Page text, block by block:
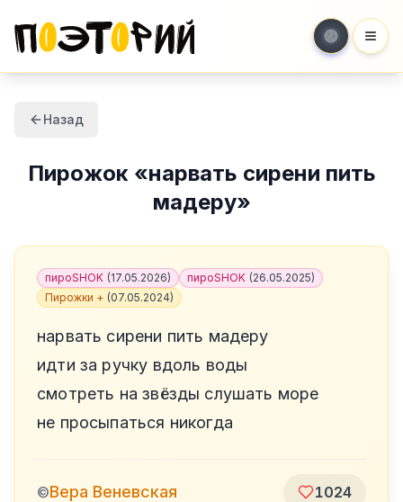
Назад
Пирожок«нарвать сирени пить
мадеру»
пироSHOK (17.05.2026) пироSHOK (26.05.2025)
Пирожки + (07.05.2024)
нарвать сирени пить мадеру
идти за ручку вдоль воды
смотреть на звёзды слушать море
не просыпаться никогда
©Вера Веневская 1024